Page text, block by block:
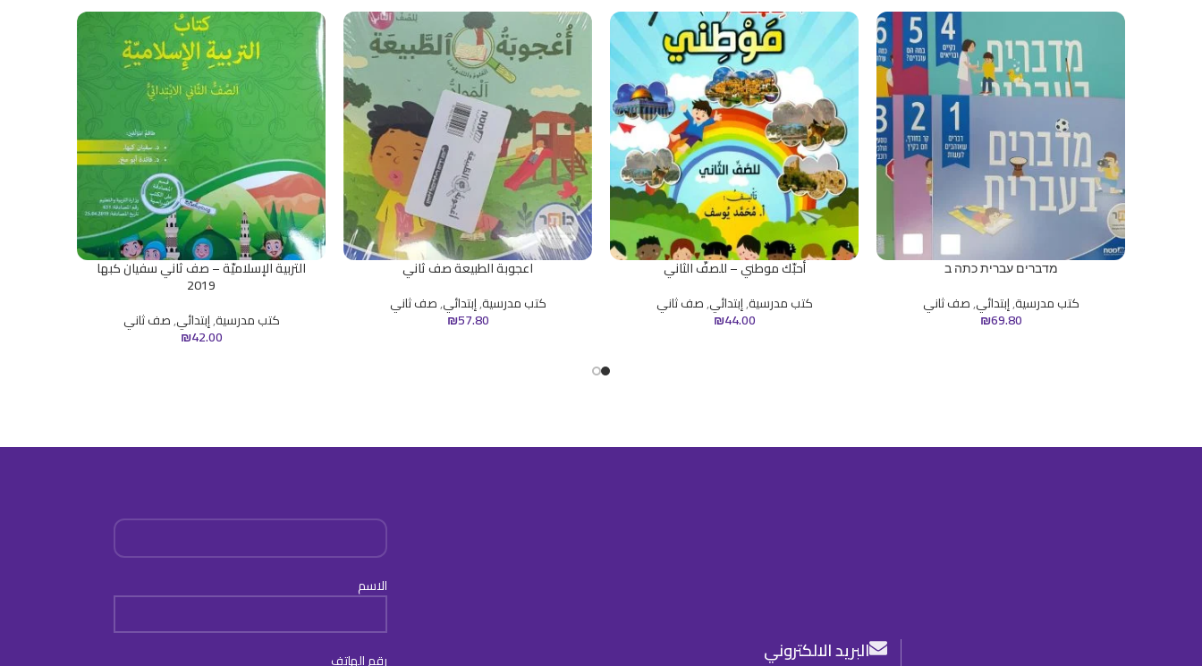
מדברים עברית כתה ב
كتب مدرسية,إبتدائي,صف ثاني
₪69.80
أحبّك موطني – للصفّ الثاني
كتب مدرسية,إبتدائي,صف ثاني
₪44.00
اعجوبة الطبيعة صف ثاني
كتب مدرسية,إبتدائي,صف ثاني
₪57.80
التربية الإسلاميّة – صف ثاني سفيان كبها
2019
كتب مدرسية,إبتدائي,صف ثاني
₪42.00
البريد الالكتروني
الاسم
رقم الهاتف